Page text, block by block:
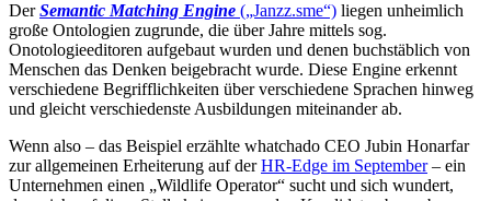
DerSemantic Matching Engine („Janzz.sme“) liegen unheimlich
große Ontologien zugrunde, die über Jahre mittels sog.
Onotologieeditoren aufgebaut wurden und denen buchstäblich von
Menschen das Denken beigebracht wurde. Diese Engine erkennt
verschiedene Begrifflichkeiten über verschiedene Sprachen hinweg
und gleicht verschiedenste Ausbildungen miteinander ab.
Wenn also – das Beispiel erzählte whatchado CEO Jubin Honarfar
zur allgemeinen Erheiterung auf derHR-Edge im September– ein
Unternehmen einen „Wildlife Operator“ sucht und sich wundert,